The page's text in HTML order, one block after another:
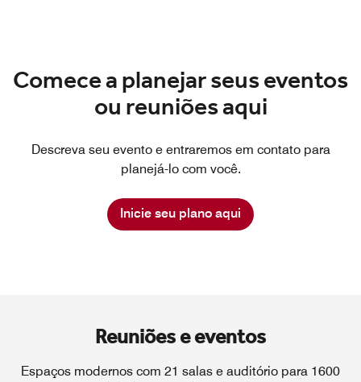
Comece a planejar seus eventos
ou reuniões aqui
Descreva seu evento e entraremos em contato para
planejá-lo com você.
Inicie seu plano aqui
Reuniões e eventos
Espaços modernos com 21 salas e auditório para 1600